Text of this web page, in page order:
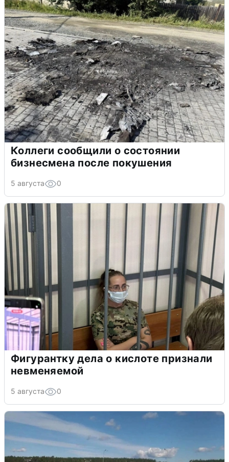
Коллеги сообщили о состоянии
бизнесмена после покушения
5 августа 0
Фигурантку дела о кислоте признали
невменяемой
5 августа 0